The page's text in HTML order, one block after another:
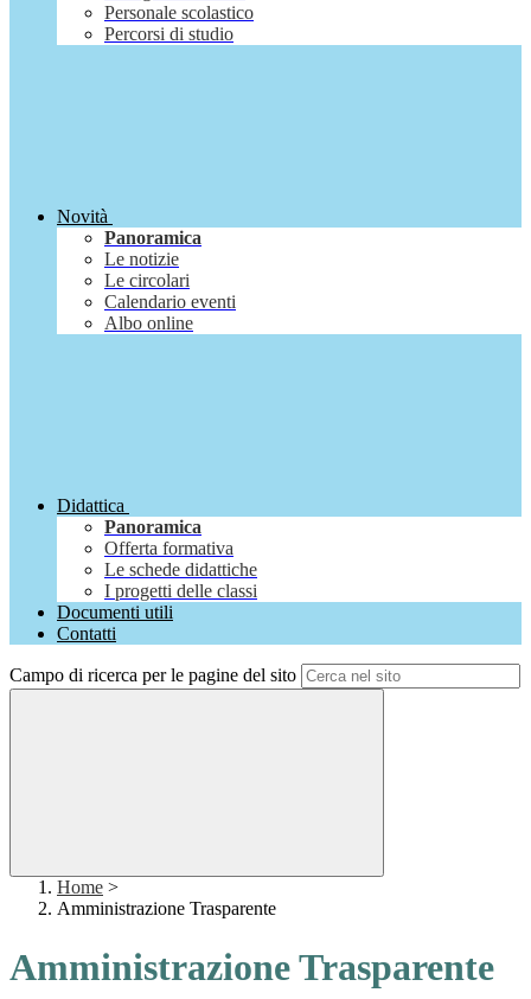
Personale scolastico
Percorsi di studio
Novità
Panoramica
Le notizie
Le circolari
Calendario eventi
Albo online
Didattica
Panoramica
Offerta formativa
Le schede didattiche
I progetti delle classi
Documenti utili
Contatti
Campo di ricerca per le pagine del sito
Home >
Amministrazione Trasparente
Amministrazione Trasparente